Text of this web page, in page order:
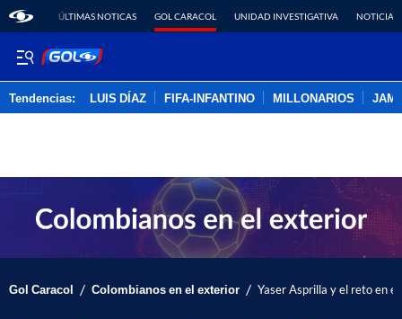
ÚLTIMAS NOTICAS GOL CARACOL UNIDAD INVESTIGATIVA NOTICIAS
Tendencias: LUIS DÍAZ FIFA-INFANTINO MILLONARIOS
Gol Caracol / Colombianos en el exterior / Yaser Asprilla y el reto en